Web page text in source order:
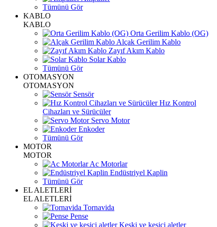
Tümünü Gör
KABLO
KABLO
Orta Gerilim Kablo (OG)
Alçak Gerilim Kablo
Zayıf Akım Kablo
Solar Kablo
Tümünü Gör
OTOMASYON
OTOMASYON
Sensör
Hız Kontrol
Cihazları ve Sürücüler
Servo Motor
Enkoder
Tümünü Gör
MOTOR
MOTOR
Ac Motorlar
Endüstriyel Kaplin
Tümünü Gör
EL ALETLERİ
EL ALETLERİ
Tornavida
Pense
Keski ve kesici aletler